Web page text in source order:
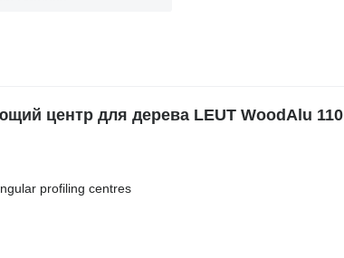
центр для дерева LEUT WoodAlu 110
profiling centres